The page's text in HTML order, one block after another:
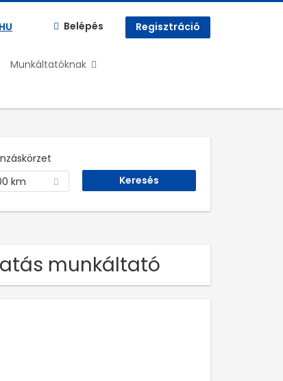
HU Belépés Regisztráció
Munkáltatóknak
km
munkáltató